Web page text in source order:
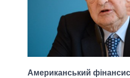
Американський